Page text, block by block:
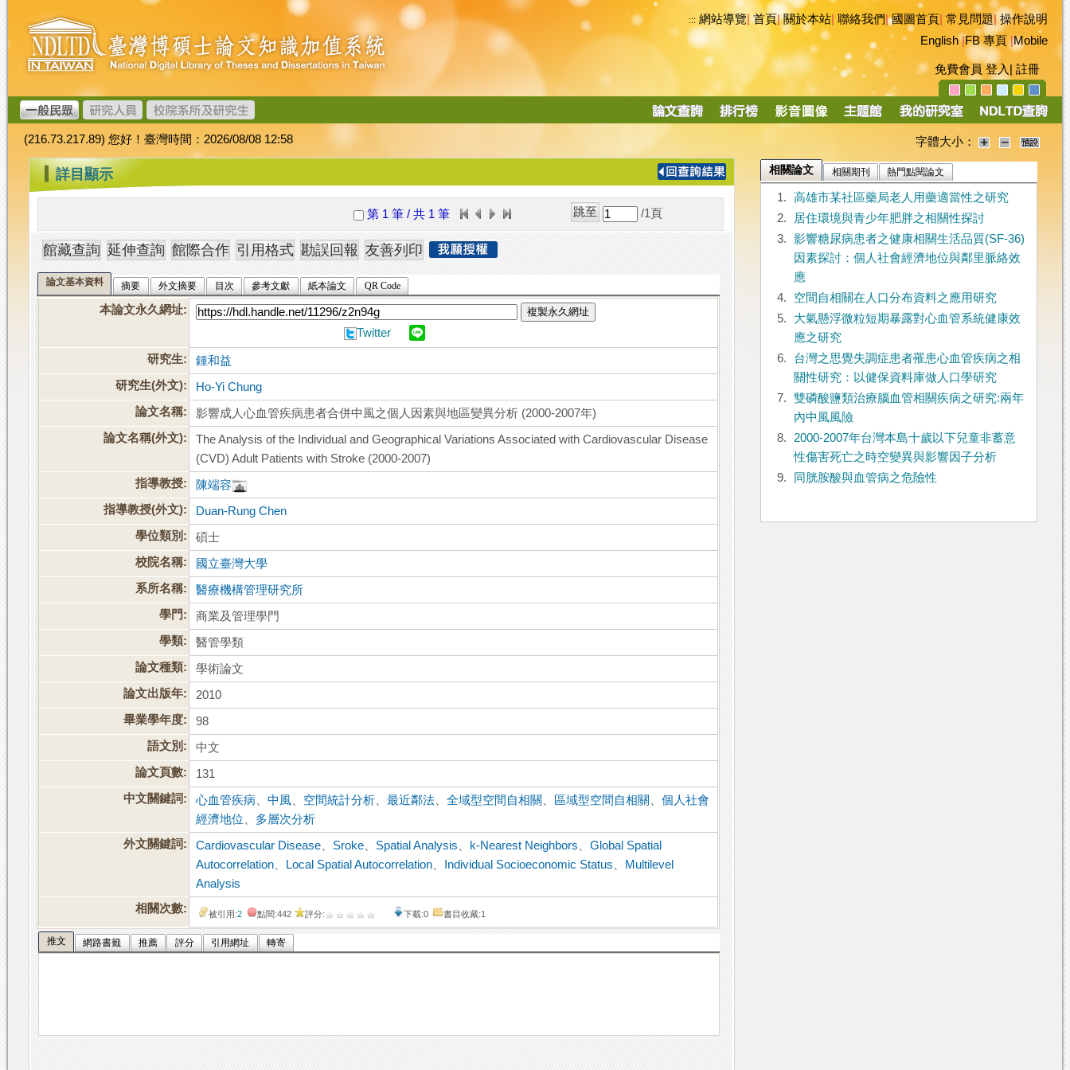
跳
到
主
要
內
容
臺
灣
博
碩
士
論
文
加
值
系
統
::: 網站導覽|首頁|關於本站 聯絡我們|國圖首頁 常見問題|操作說明
English|FB 專頁|Mobile
免費會員 登入 註冊
導
(216.73.217.89) 您好！臺灣時間：2026/08/08 12:58 字體大小：
::: 詳目顯示
第 1 筆 / 共 1 筆 /1 頁
論文基本資料 摘要 外文摘要 目次 參考文獻 紙本論文 QR Code
本論文永久網址: 複製永久網址
Twitter
研究生:
鍾和益
研究生(外文):
Ho-Yi Chung
論文名稱:
影響成人心血管疾病患者合併中風之個人因素與地區變異分析 (2000-2007年)
論文名稱(外文):
The Analysis of the Individual and Geographical Variations Associated with Cardiovascular Disease
(CVD) Adult Patients with Stroke (2000-2007)
指導教授:
陳端容
指導教授(外文):
Duan-Rung Chen
學位類別:
碩士
校院名稱:
國立臺灣大學
系所名稱:
醫療機構管理研究所
學門:
商業及管理學門
學類:
醫管學類
論文種類:
學術論文
論文出版年:
2010
畢業學年度:
98
語文別:
中文
論文頁數:
131
中文關鍵詞:
心血管疾病 、中風 空間統計分析 、最近鄰法 、全域型空間自相關 區域型空間自相關 、個人社會
經濟地位
多層次分析
外文關鍵詞:
Cardiovascular Disease Sroke Spatial Analysis k-Nearest Neighbors 、Global Spatial
Autocorrelation
Local Spatial Autocorrelation Individual Socioeconomic Status
Multilevel
Analysis
相關次數:
被引用:2 點閱:442 評分: 下載:0 書目收藏:1
推文 網路書籤 推薦 評分 引用網址 轉寄
相關論文 相關期刊 熱門點閱論文
1.
高雄市某社區藥局老人用藥適當性之研究
2.
居住環境與青少年肥胖之相關性探討
3.
影響糖尿病患者之健康相關生活品質(SF-36)
因素探討：個人社會經濟地位與鄰里脈絡效
應
4.
空間自相關在人口分布資料之應用研究
5.
大氣懸浮微粒短期暴露對心血管系統健康效
應之研究
6.
台灣之思覺失調症患者罹患心血管疾病之相
關性研究：以健保資料庫做人口學研究
7.
雙磷酸鹽類治療腦血管相關疾病之研究:兩年
內中風風險
8.
2000-2007年台灣本島十歲以下兒童非蓄意
性傷害死亡之時空變異與影響因子分析
9.
同胱胺酸與血管病之危險性